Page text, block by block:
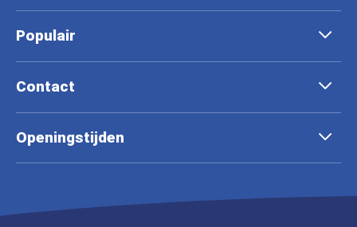
Populair
Contact
Openingstijden